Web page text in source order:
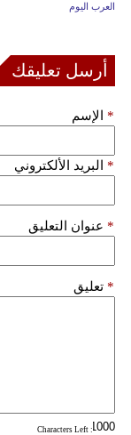
العرب اليوم
أرسل تعليقك
الإسم *
البريد الألكتروني *
عنوان التعليق *
تعليق *
: Characters Left